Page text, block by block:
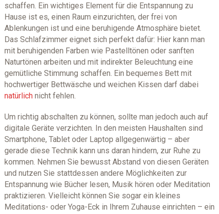
schaffen. Ein wichtiges Element für die Entspannung zu
Hause ist es, einen Raum einzurichten, der frei von
Ablenkungen ist und eine beruhigende Atmosphäre bietet.
Das Schlafzimmer eignet sich perfekt dafür: Hier kann man
mit beruhigenden Farben wie Pastelltönen oder sanften
Naturtönen arbeiten und mit indirekter Beleuchtung eine
gemütliche Stimmung schaffen. Ein bequemes Bett mit
hochwertiger Bettwäsche und weichen Kissen darf dabei
natürlichnicht fehlen.
Um richtig abschalten zu können, sollte man jedoch auch auf
digitale Geräte verzichten. In den meisten Haushalten sind
Smartphone, Tablet oder Laptop allgegenwärtig – aber
gerade diese Technik kann uns daran hindern, zur Ruhe zu
kommen. Nehmen Sie bewusst Abstand von diesen Geräten
und nutzen Sie stattdessen andere Möglichkeiten zur
Entspannung wie Bücher lesen, Musik hören oder Meditation
praktizieren. Vielleicht können Sie sogar ein kleines
Meditations- oder Yoga-Eck in Ihrem Zuhause einrichten – ein